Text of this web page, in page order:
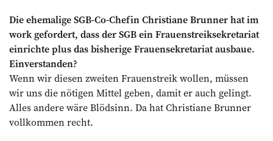
Die ehemalige SGB-Co-Chefin Christiane Brunner hat im
work gefordert, dass der SGB ein Frauenstreiksekretariat
einrichte plus das bisherige Frauensekretariat ausbaue.
Einverstanden?
Wenn wir diesen zweiten Frauenstreik wollen, müssen
wir uns die nötigen Mittel geben, damit er auch gelingt.
Alles andere wäre Blödsinn. Da hat Christiane Brunner
vollkommen recht.